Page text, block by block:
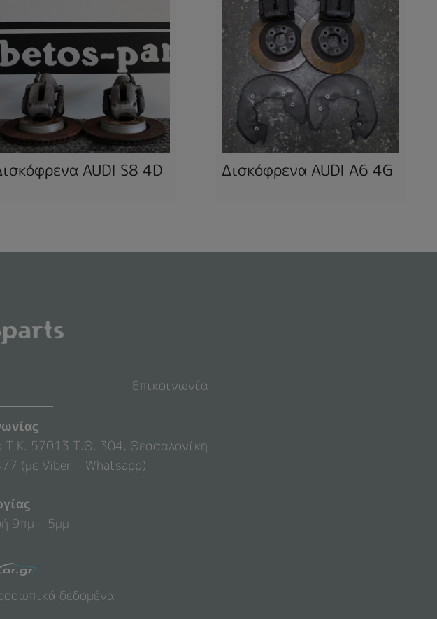
AUDI S8 4D Δισκόφρενα AUDI A6 4G
Επικοινωνία
Τ.Κ. 57013 Τ.Θ. 304, Θεσσαλονίκη
(με Viber – Whatsapp)
9πμ – 5μμ
δεδομένα